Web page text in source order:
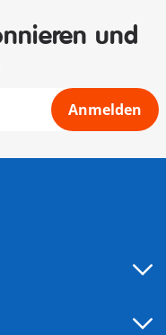
und
Anmelden